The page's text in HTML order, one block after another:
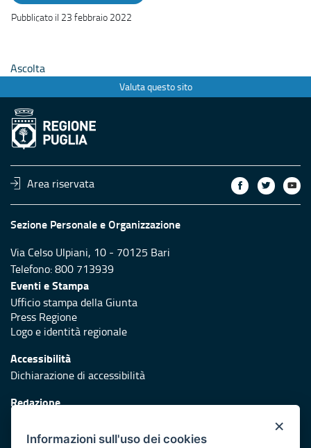
Pubblicato il 23 febbraio 2022
Ascolta
Valuta questo sito
Area riservata
Sezione Personale e Organizzazione
Via Celso Ulpiani, 10 - 70125 Bari
Telefono: 800 713939
Eventi e Stampa
Ufficio stampa della Giunta
Press Regione
Logo e identità regionale
Accessibilità
Dichiarazione di accessibilità
Redazione
×
Informazioni sull'uso dei cookies